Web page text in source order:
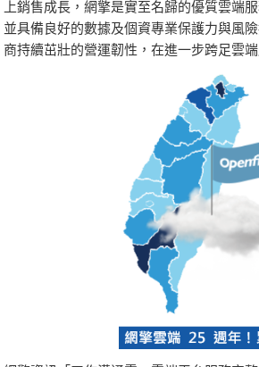
上銷售成長，網擎是實至名歸的優質雲端
並具備良好的數據及個資專業保護力與風
商持續茁壯的營運韌性，在進一步跨足雲